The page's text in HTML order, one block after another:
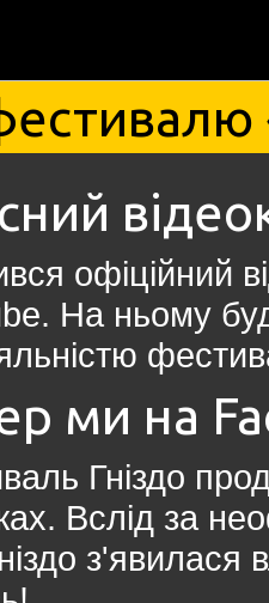
офіційний
На ньому
ми на
Гніздо
Вслід за
з'явилася